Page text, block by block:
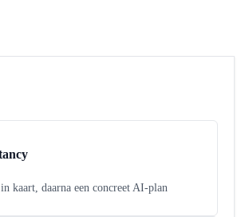
in kaart, daarna een concreet AI-plan